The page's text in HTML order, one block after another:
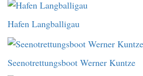
Hafen Langballigau
Seenotrettungsboot Werner Kuntze